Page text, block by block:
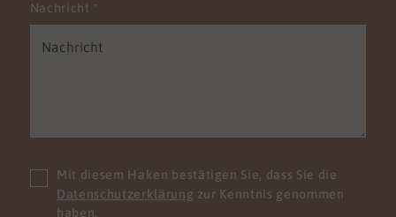
Nachricht *
Mit diesem Haken bestätigen Sie, dass Sie die
Datenschutzerklärung zur Kenntnis genommen
haben.